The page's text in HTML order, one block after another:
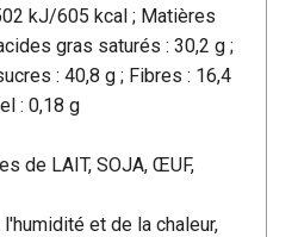
kJ/605 kcal ; Matières
gras saturés : 30,2 g ;
: 40,8 g ; Fibres : 16,4
: 0,18 g
de LAIT, SOJA, ŒUF,
et de la chaleur,